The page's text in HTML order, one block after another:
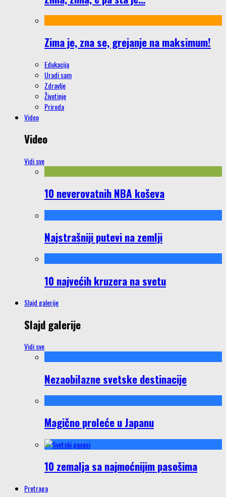
Zima je, zna se, grejanje na maksimum!
Edukacija
Uradi sam
Zdravlje
Životinje
Priroda
Video
Video
Vidi sve
10 neverovatnih NBA koševa
Najstrašniji putevi na zemlji
10 najvećih kruzera na svetu
Slajd galerije
Slajd galerije
Vidi sve
Nezaobilazne svetske destinacije
Magično proleće u Japanu
10 zemalja sa najmoćnijim pasošima
Pretraga